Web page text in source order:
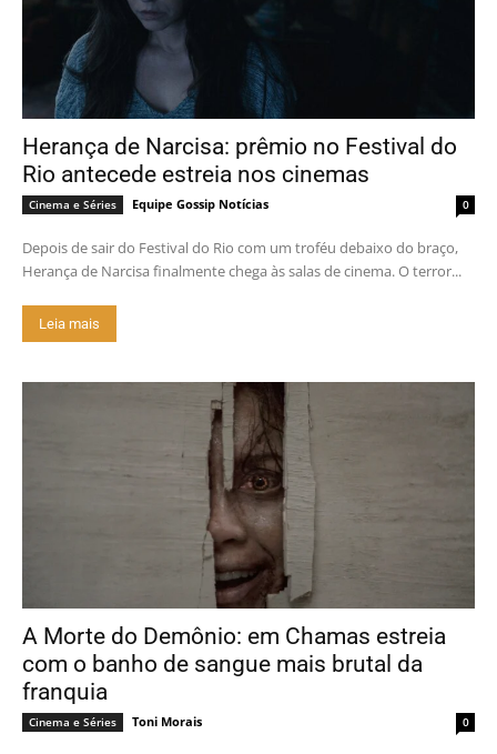
Herança de Narcisa: prêmio no Festival do
Rio antecede estreia nos cinemas
Cinema e Séries Equipe Gossip Notícias 0
Depois de sair do Festival do Rio com um troféu debaixo do braço,
Herança de Narcisa finalmente chega às salas de cinema. O terror...
Leia mais
A Morte do Demônio: em Chamas estreia
com o banho de sangue mais brutal da
franquia
Cinema e Séries Toni Morais 0